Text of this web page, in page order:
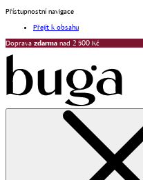
Přístupnostní navigace
Přejít k obsahu
Doprava zdarma nad 2 500 Kč